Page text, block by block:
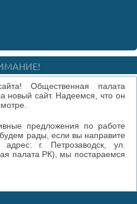
Общественная палата
новый сайт. Надеемся, что он
предложения по работе
рады, если вы направите
г. Петрозаводск, ул.
палата РК), мы постараемся